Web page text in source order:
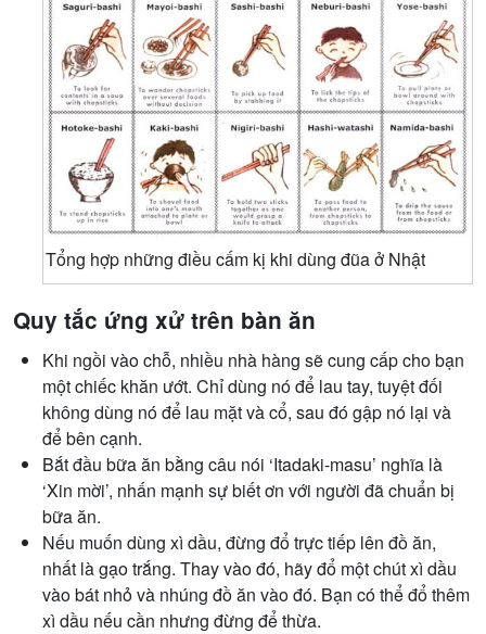
Tổng hợp những điều cấm kị khi dùng đũa ở Nhật
Quy tắc ứng xử trên bàn ăn
Khi ngồi vào chỗ, nhiều nhà hàng sẽ cung cấp cho bạn
một chiếc khăn ướt. Chỉ dùng nó để lau tay, tuyệt đối
không dùng nó để lau mặt và cổ, sau đó gập nó lại và
để bên cạnh.
Bắt đầu bữa ăn bằng câu nói ‘Itadaki-masu’ nghĩa là
‘Xin mời’, nhấn mạnh sự biết ơn với người đã chuẩn bị
bữa ăn.
Nếu muốn dùng xì dầu, đừng đổ trực tiếp lên đồ ăn,
nhất là gạo trắng. Thay vào đó, hãy đổ một chút xì dầu
vào bát nhỏ và nhúng đồ ăn vào đó. Bạn có thể đổ thêm
xì dầu nếu cần nhưng đừng để thừa.